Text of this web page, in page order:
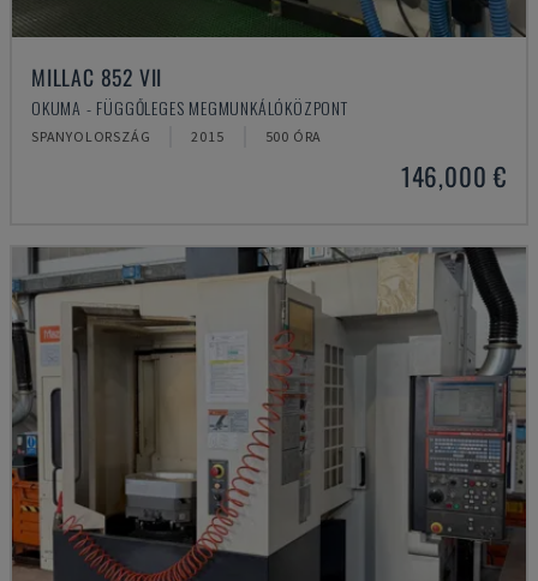
MILLAC 852 VII
OKUMA - FÜGGŐLEGES MEGMUNKÁLÓKÖZPONT
SPANYOLORSZÁG 2015 500 ÓRA
146,000 €